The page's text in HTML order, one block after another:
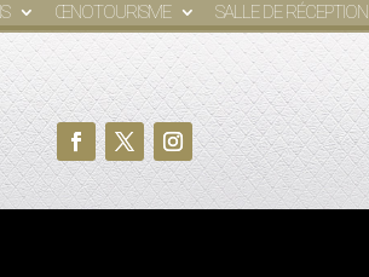
ŒNOTOURISME SALLE DE RÉCEPTION